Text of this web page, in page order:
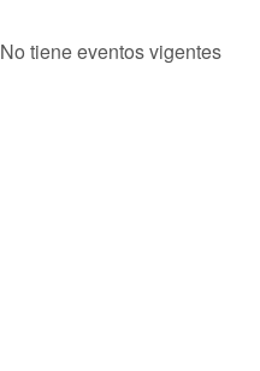
No tiene eventos vigentes